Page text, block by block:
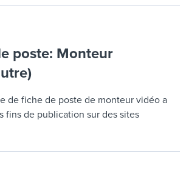
poste: Monteur
de fiche de poste de monteur vidéo a
fins de publication sur des sites